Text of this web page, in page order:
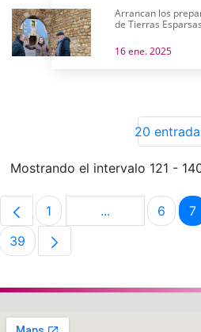
Arrancan los
de Tierras Esparsas
16 ene. 2025
20
Mostrando el intervalo 121 -
Página
1 ...Páginas 6 7
Página
39